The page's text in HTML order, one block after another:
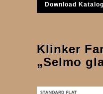
Download Katalog
Klinker
„Selmo